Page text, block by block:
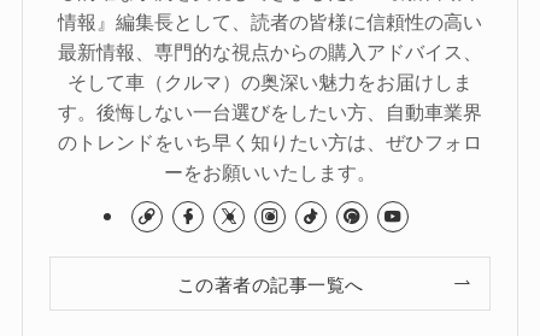
情報』編集長として、読者の皆様に信頼性の高い
最新情報、専門的な視点からの購入アドバイス、
そして車（クルマ）の奥深い魅力をお届けしま
す。後悔しない一台選びをしたい方、自動車業界
のトレンドをいち早く知りたい方は、ぜひフォロ
ーをお願いいたします。
この著者の記事一覧へ